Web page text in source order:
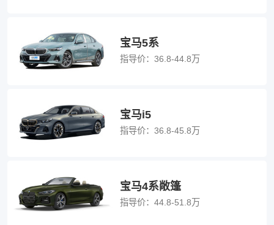
宝马5系
指导价： 36.8-44.8万
宝马i5
指导价： 36.8-45.8万
宝马4系敞篷
指导价： 44.8-51.8万